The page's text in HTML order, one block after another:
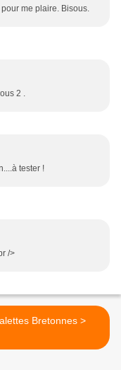
me plaire. Bisous.
2 .
tester !
/>
Galettes Bretonnes >